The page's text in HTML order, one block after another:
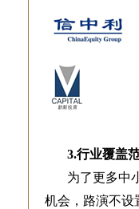
3.行业覆盖
为了更多中
机会，路演不设